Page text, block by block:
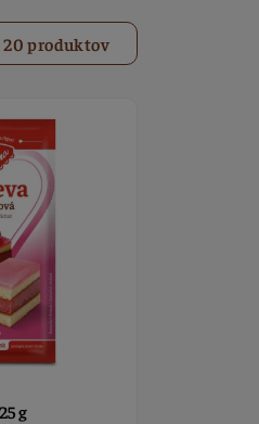
20 produktov
g